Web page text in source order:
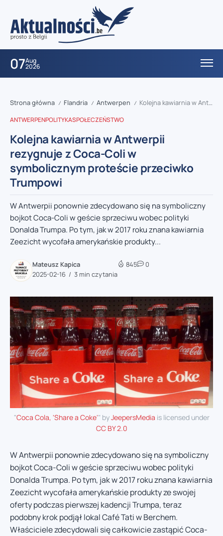
07Aug
2026
Strona główna / Flandria / Antwerpen / Kolejna kawiarnia w Antwerpii rezygnuje z Coca-Coli w symbolicznym proteście przeciwko Trumpowi
ANTWERPENPOLITYKASPOŁECZEŃSTWO
Kolejna kawiarnia w Antwerpii
rezygnuje z Coca-Coli w
symbolicznym proteście przeciwko
Trumpowi
W Antwerpii ponownie zdecydowano się na symboliczny
bojkot Coca-Coli w geście sprzeciwu wobec polityki
Donalda Trumpa. Po tym, jak w 2017 roku znana kawiarnia
Zeezicht wycofała amerykańskie produkty...
Mateusz Kapica
2025-02-16
3 min czytania
845 0
"Coca Cola, 'Share a Coke'" byJeepersMedia is licensed under
CC BY 2.0
W Antwerpii ponownie zdecydowano się na symboliczny
bojkot Coca-Coli w geście sprzeciwu wobec polityki
Donalda Trumpa. Po tym, jak w 2017 roku znana kawiarnia
Zeezicht wycofała amerykańskie produkty ze swojej
oferty podczas pierwszej kadencji Trumpa, teraz
podobny krok podjął lokal Café Tati w Berchem.
Właściciele zdecydowali się całkowicie zastąpić Coca-